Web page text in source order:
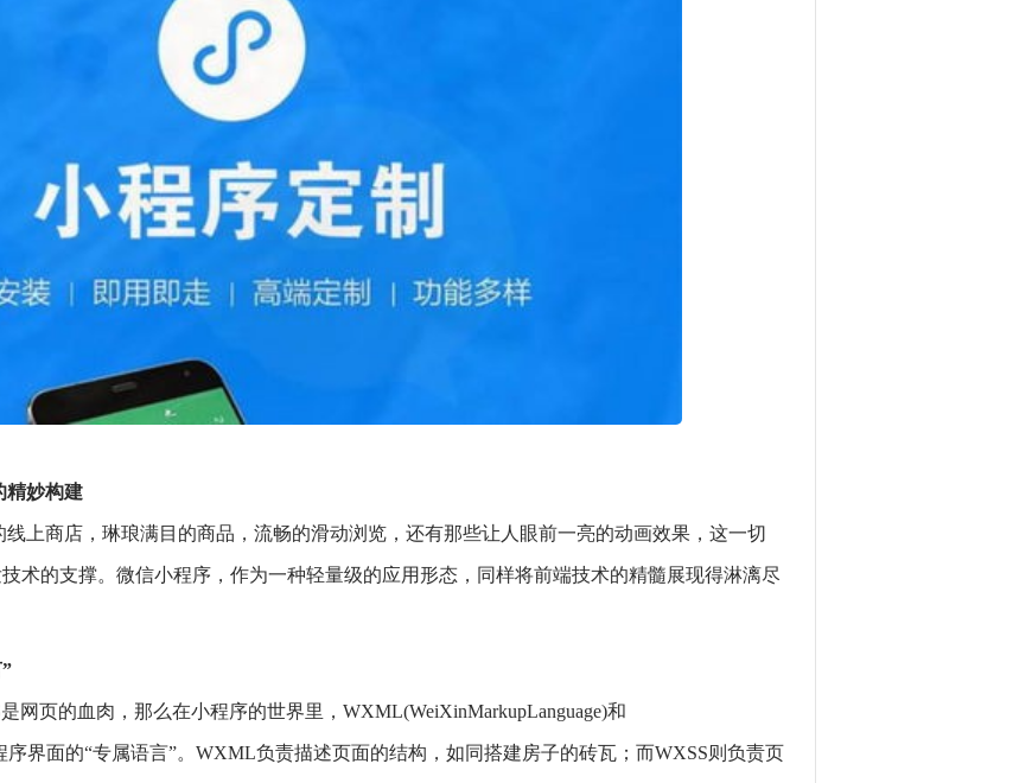
精妙构建
上商店，琳琅满目的商品，流畅的滑动浏览，还有那些让人眼前一亮的动画效果，这一切
术的支撑。微信小程序，作为一种轻量级的应用形态，同样将前端技术的精髓展现得淋漓尽
网页的血肉，那么在小程序的世界里，WXML(WeiXinMarkupLanguage)和
序界面的“专属语言”。WXML负责描述页面的结构，如同搭建房子的砖瓦；而WXSS则负责页